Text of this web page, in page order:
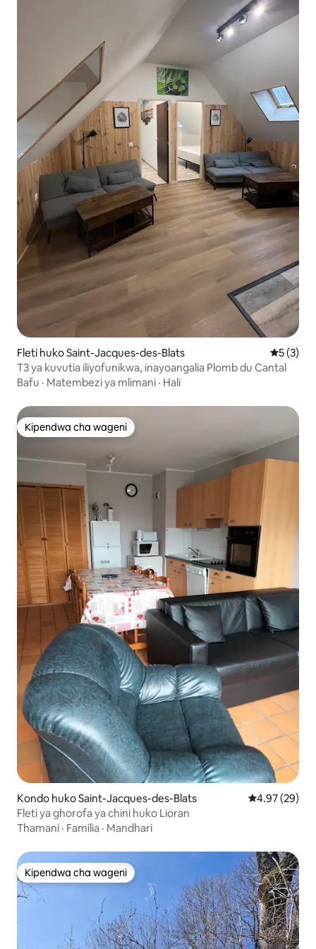
Fleti huko Saint-Jacques-des-Blats
5 (3)
T3 ya kuvutia iliyofunikwa, inayoangalia Plomb du Cantal
Bafu · Matembezi ya mlimani · Hali
Kipendwa cha wageni
Kipendwa cha wageni
Kondo huko Saint-Jacques-des-Blats Ukadiriaji wa
4.97 (29)
Fleti ya ghorofa ya chini huko Lioran
Thamani · Familia · Mandhari
Kipendwa cha wageni
Kipendwa cha wageni